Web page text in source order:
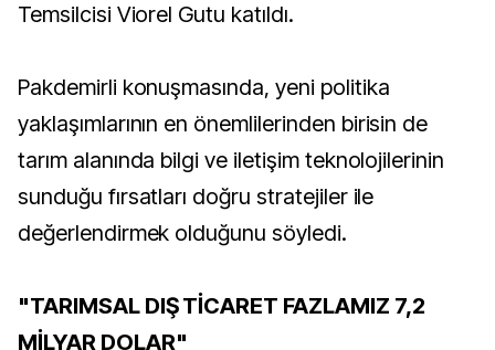
Temsilcisi Viorel Gutu katıldı.
Pakdemirli konuşmasında, yeni politika
yaklaşımlarının en önemlilerinden birisin de
tarım alanında bilgi ve iletişim teknolojilerinin
sunduğu fırsatları doğru stratejiler ile
değerlendirmek olduğunu söyledi.
"TARIMSAL DIŞ TİCARET FAZLAMIZ 7,2
MİLYAR DOLAR"